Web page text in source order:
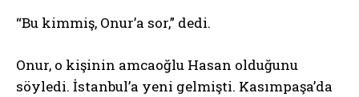
“Bu kimmiş, Onur’a sor,” dedi.
Onur, o kişinin amcaoğlu Hasan olduğunu
söyledi. İstanbul’a yeni gelmişti. Kasımpaşa’da